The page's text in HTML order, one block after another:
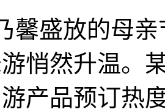
盛放的母亲
悄然升温。
产品预订热